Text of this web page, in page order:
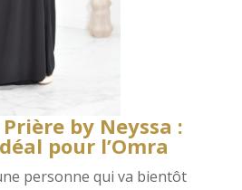
by Neyssa :
pour l’Omra
personne qui va bientôt